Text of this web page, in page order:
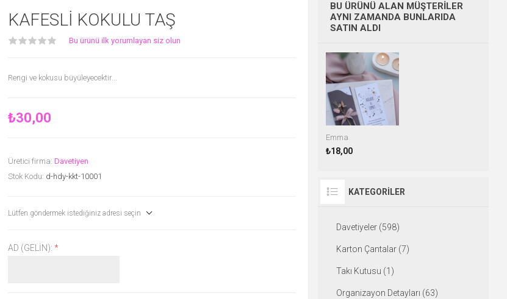
KAFESLI KOKULU TAŞ
Bu ürünü ilk yorumlayan siz olun
Rengi ve kokusu büyüleyecektir...
₺30,00
Üretici firma: Davetiyen
Stok Kodu: d-hdy-kkt-10001
Lütfen göndermek istediğiniz adresi seçin
AD (GELIN): *
BU ÜRÜNÜ ALAN MÜŞTERILER
AYNI ZAMANDA BUNLARIDA
SATIN ALDI
Emma
₺18,00
KATEGORILER
Davetiyeler (598)
Karton Çantalar (7)
Takı Kutusu (1)
Organizayon Detayları (63)